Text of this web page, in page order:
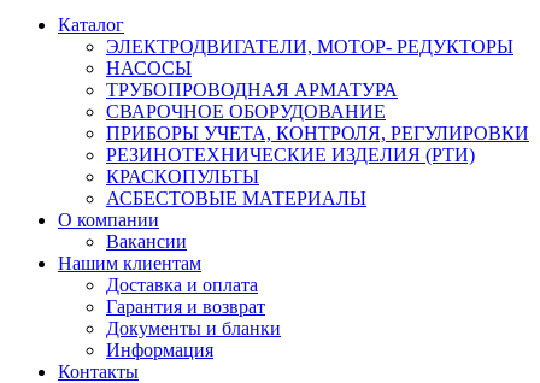
Каталог
ЭЛЕКТРОДВИГАТЕЛИ, МОТОР- РЕДУКТОРЫ
НАСОСЫ
ТРУБОПРОВОДНАЯ АРМАТУРА
СВАРОЧНОЕ ОБОРУДОВАНИЕ
ПРИБОРЫ УЧЕТА, КОНТРОЛЯ, РЕГУЛИРОВКИ
РЕЗИНОТЕХНИЧЕСКИЕ ИЗДЕЛИЯ (РТИ)
КРАСКОПУЛЬТЫ
АСБЕСТОВЫЕ МАТЕРИАЛЫ
О компании
Вакансии
Нашим клиентам
Доставка и оплата
Гарантия и возврат
Документы и бланки
Информация
Контакты